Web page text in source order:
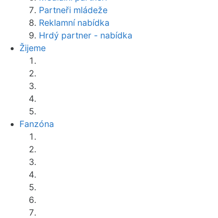
Partneři mládeže
Reklamní nabídka
Hrdý partner - nabídka
Žijeme
Fanzóna